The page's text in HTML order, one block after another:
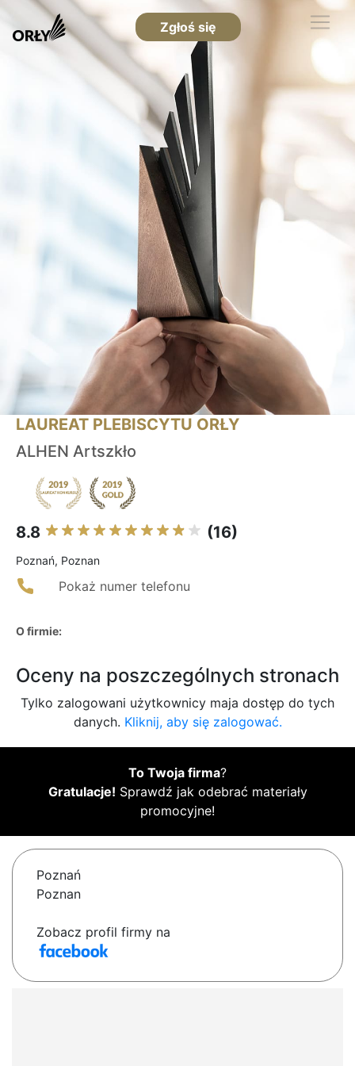
Zgłoś się
LAUREAT PLEBISCYTU ORŁY
ALHEN Artszkło
8.8 (16)
Poznań, Poznan
Pokaż numer telefonu
O firmie:
Oceny na poszczególnych stronach
Tylko zalogowani użytkownicy maja dostęp do tych
danych. Kliknij, aby się zalogować.
To Twoja firma?
Gratulacje! Sprawdź jak odebrać materiały
promocyjne!
Poznań
Poznan
Zobacz profil firmy na